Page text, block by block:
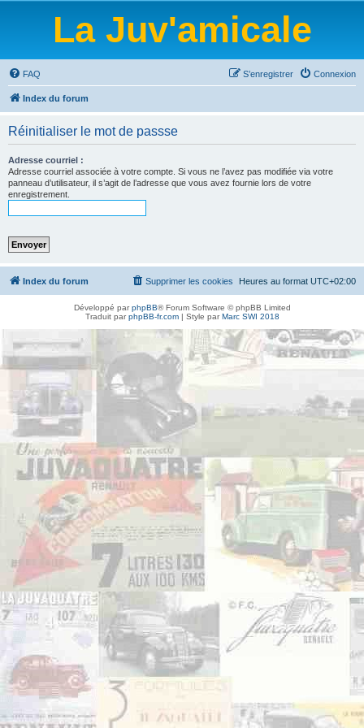
La Juv'amicale
FAQ Connexion
S’enregistrer
Index du forum
Réinitialiser le mot de passse
Adresse courriel :
Adresse courriel associée à votre compte. Si vous ne l’avez pas modifiée via votre
panneau d’utilisateur, il s’agit de l’adresse que vous avez fournie lors de votre
enregistrement.
Index du forum Heures au format UTC+02:00
Supprimer les cookies
Développé parphpBB® Forum Software © phpBB Limited
Traduit parphpBB-fr.com| Style parMarc SWI 2018